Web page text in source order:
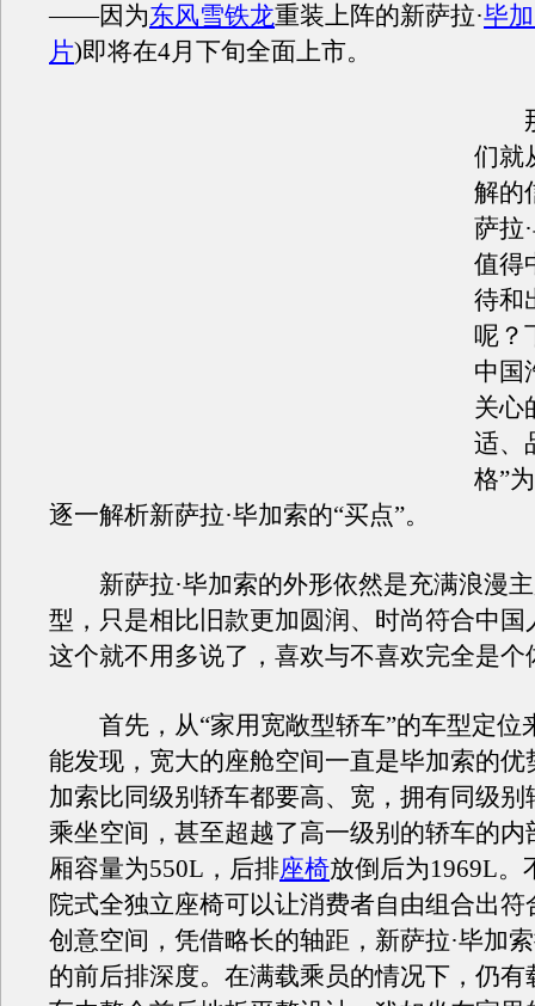
——因为东风雪铁龙重装上阵的新萨拉·毕
片)即将在4月下旬全面上市。
那
们就
解的
萨拉
值得
待和
呢？
中国
关心
适、
格”
逐一解析新萨拉·毕加索的“买点”。
新萨拉·毕加索的外形依然是充满浪漫主
型，只是相比旧款更加圆润、时尚符合中国
这个就不用多说了，喜欢与不喜欢完全是个
首先，从“家用宽敞型轿车”的车型定位
能发现，宽大的座舱空间一直是毕加索的优
加索比同级别轿车都要高、宽，拥有同级别
乘坐空间，甚至超越了高一级别的轿车的内
厢容量为550L，后排座椅放倒后为1969L。
院式全独立座椅可以让消费者自由组合出符
创意空间，凭借略长的轴距，新萨拉·毕加
的前后排深度。在满载乘员的情况下，仍有